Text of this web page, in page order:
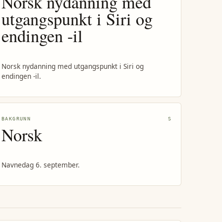
utgangspunkt i Siri og
endingen -il
Norsk nydanning med utgangspunkt i Siri og
endingen -il.
BAKGRUNN S
Norsk
Navnedag 6. september.